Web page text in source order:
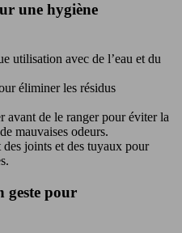
une hygiène
utilisation avec de l’eau et du
éliminer les résidus
avant de le ranger pour éviter la
mauvaises odeurs.
joints et des tuyaux pour
geste pour